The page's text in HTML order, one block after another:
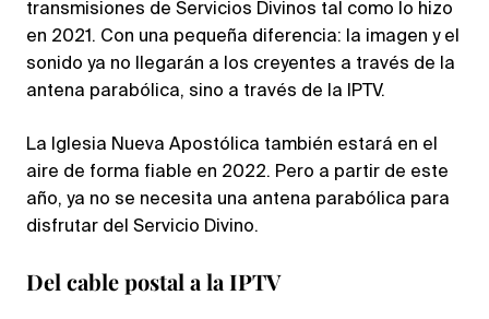
transmisiones de Servicios Divinos tal como lo hizo
en 2021. Con una pequeña diferencia: la imagen y el
sonido ya no llegarán a los creyentes a través de la
antena parabólica, sino a través de la IPTV.
La Iglesia Nueva Apostólica también estará en el
aire de forma fiable en 2022. Pero a partir de este
año, ya no se necesita una antena parabólica para
disfrutar del Servicio Divino.
Del cable postal a la IPTV